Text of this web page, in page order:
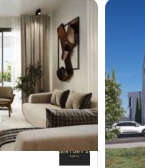
€305